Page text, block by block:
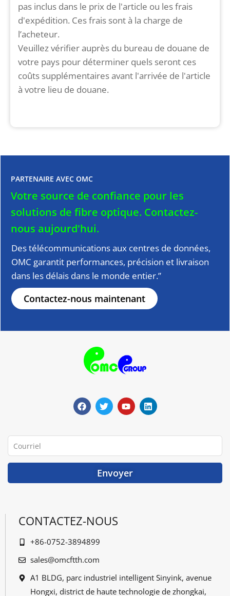
pas inclus dans le prix de l'article ou les frais
d'expédition. Ces frais sont à la charge de
l’acheteur.
Veuillez vérifier auprès du bureau de douane de
votre pays pour déterminer quels seront ces
coûts supplémentaires avant l'arrivée de l'article
à votre lieu de douane.
PARTENAIRE AVEC OMC
Votre source de confiance pour les
solutions de fibre optique. Contactez-
nous aujourd'hui.
Des télécommunications aux centres de données,
OMC garantit performances, précision et livraison
dans les délais dans le monde entier.”
Contactez-nous maintenant
a
c
e
o
a
z
o
l
e
m
e
n
o
u
t
e
i
n
k
i
Courriel
Envoyer
CONTACTEZ-NOUS
+86-0752-3894899
sales@omcftth.com
A1 BLDG, parc industriel intelligent Sinyink, avenue
Hongxi, district de haute technologie de zhongkai,